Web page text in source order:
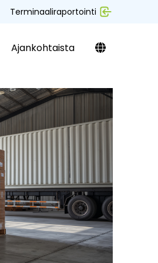
Terminaaliraportointi
Ajankohtaista